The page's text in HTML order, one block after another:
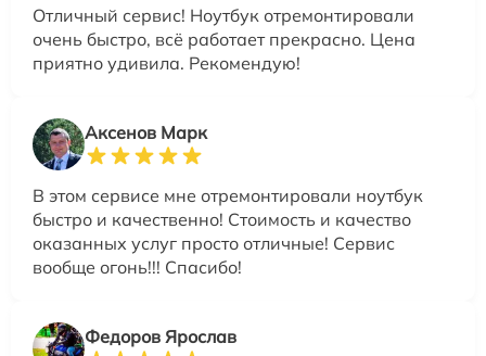
Отличный сервис! Ноутбук отремонтировали
очень быстро, всё работает прекрасно. Цена
приятно удивила. Рекомендую!
Аксенов Марк
В этом сервисе мне отремонтировали ноутбук
быстро и качественно! Стоимость и качество
оказанных услуг просто отличные! Сервис
вообще огонь!!! Спасибо!
Федоров Ярослав